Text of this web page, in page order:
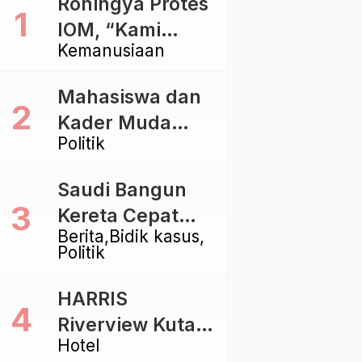
Kemanusiaan
IOM, “Kami
dibiarkan Mati
Politik
Mahasiswa dan
Kader Muda
Ramaikan Forum
Golkar di
Singaraja
Berita Bidik kasus
Politik
Saudi Bangun
Kereta Cepat
Rp112 Triliun,
Proyek Rp116
Triliun yang
Baru Sampai
Hotel
HARRIS
Riverview Kuta
Bali Tawarkan